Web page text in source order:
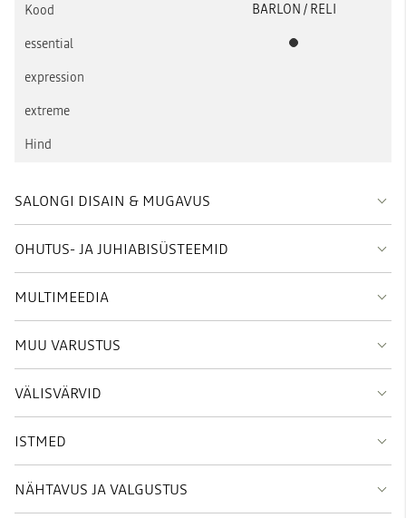
BARLON / RELI
Standardvarustus
SALONGI DISAIN & MUGAVUS
OHUTUS- JA JUHIABISÜSTEEMID
MULTIMEEDIA
MUU VARUSTUS
VÄLISVÄRVID
ISTMED
NÄHTAVUS JA VALGUSTUS